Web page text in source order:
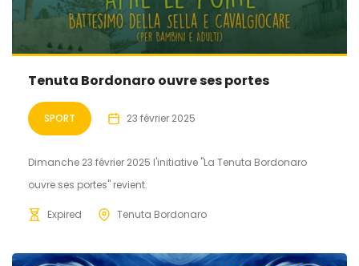
Tenuta Bordonaro ouvre ses portes
SPORT 23 février 2025
Dimanche 23 février 2025 l'initiative "La Tenuta Bordonaro
ouvre ses portes" revient.
Expired Tenuta Bordonaro